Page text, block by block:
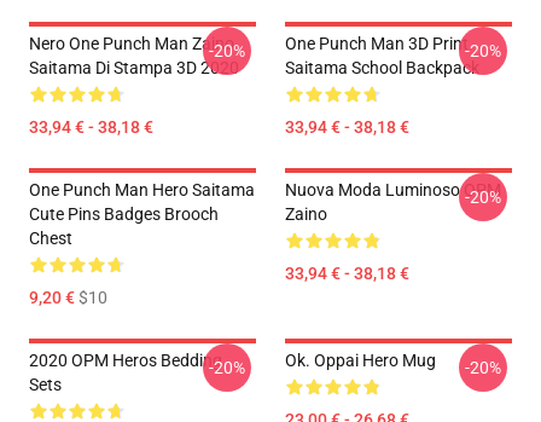
Nero One Punch Man Zaino
Saitama Di Stampa 3D 2020
33,94 € - 38,18 €
-20%
One Punch Man 3D Print
Saitama School Backpack
33,94 € - 38,18 €
-20%
One Punch Man Hero Saitama
Cute Pins Badges Brooch
Chest
9,20 €$10
Nuova Moda Luminoso OPM
Zaino
33,94 € - 38,18 €
-20%
2020 OPM Heros Bedding
Sets
-20% Ok. Oppai Hero Mug -20%